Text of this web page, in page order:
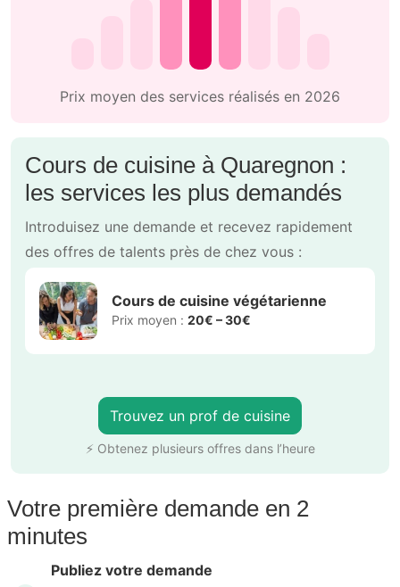
Prix moyen des services réalisés en 2026
Cours de cuisine à Quaregnon :
les services les plus demandés
Introduisez une demande et recevez rapidement
des offres de talents près de chez vous :
Cours de cuisine végétarienne
Prix moyen : 20€ – 30€
Trouvez un prof de cuisine
⚡ Obtenez plusieurs offres dans l’heure
Votre première demande en 2
minutes
Publiez votre demande